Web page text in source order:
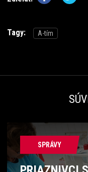
Tagy: A-tím
SPRÁVY